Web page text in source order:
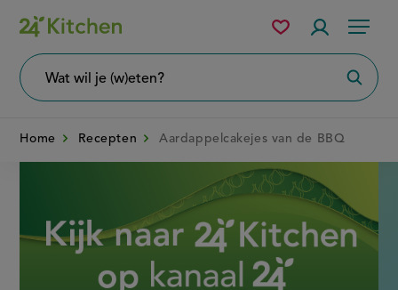
Overslaan
en
naar
Menu
wil
Mijn
bewaarde
Home Recepten Aardappelcakejes van de BBQ